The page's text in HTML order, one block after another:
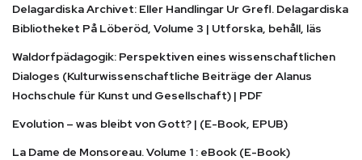
Delagardiska Archivet: Eller Handlingar Ur Grefl. Delagardiska
Bibliotheket På Löberöd, Volume 3 | Utforska, behåll, läs
Waldorfpädagogik: Perspektiven eines wissenschaftlichen
Dialoges (Kulturwissenschaftliche Beiträge der Alanus
Hochschule für Kunst und Gesellschaft) | PDF
Evolution – was bleibt von Gott? | (E-Book, EPUB)
La Dame de Monsoreau. Volume 1 : eBook (E-Book)